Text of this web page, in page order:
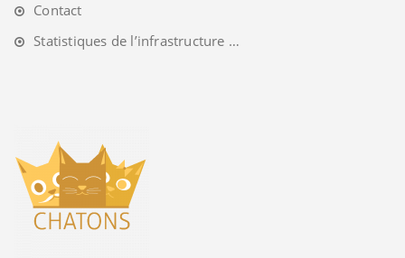
Contact
Statistiques de l’infrastructure …